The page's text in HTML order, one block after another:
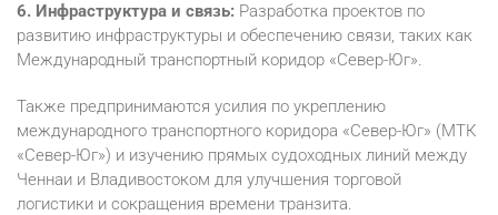
6. Инфраструктура и связь: Разработка проектов по
развитию инфраструктуры и обеспечению связи, таких как
Международный транспортный коридор «Север-Юг».
Также предпринимаются усилия по укреплению
международного транспортного коридора «Север-Юг» (МТК
«Север-Юг») и изучению прямых судоходных линий между
Ченнаи и Владивостоком для улучшения торговой
логистики и сокращения времени транзита.